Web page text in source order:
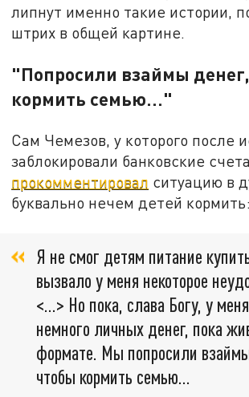
липнут именно такие истории,
штрих в общей картине.
"Попросили взаймы
кормить семью…"
Сам Чемезов, у которого после
заблокировали банковские
прокомментировал ситуацию в
буквально нечем детей кормить:
Я не смог детям питание
вызвало у меня некоторое
<…> Но пока, слава Богу, у
немного личных денег, пока
формате. Мы попросили
чтобы кормить семью…